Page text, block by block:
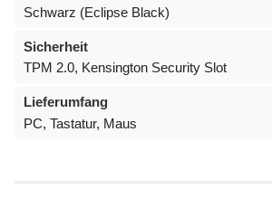
Schwarz (Eclipse Black)
Sicherheit
TPM 2.0, Kensington Security Slot
Lieferumfang
PC, Tastatur, Maus